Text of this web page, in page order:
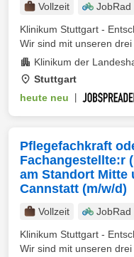
Vollzeit JobRad
Klinikum Stuttgart -
Wir sind mit unseren drei
Klinikum der
Stuttgart
heute neu
Pflegefachkraft
Fachangestellte:r
am Standort Mitte
Cannstatt (m/w/d)
Vollzeit JobRad
Klinikum Stuttgart -
Wir sind mit unseren drei